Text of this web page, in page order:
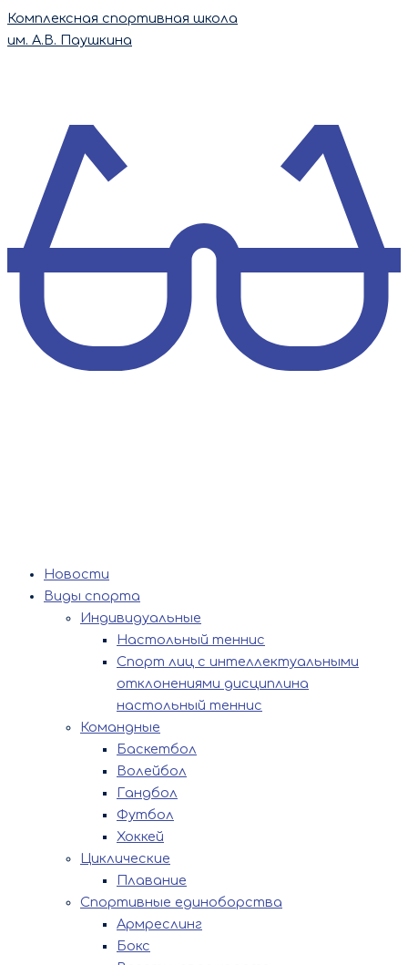
Перейти
Комплексная спортивная школа
им. А.В. Паушкина
Новости
Виды спорта
Индивидуальные
Настольный теннис
Спорт лиц с интеллектуальными
отклонениями дисциплина
настольный теннис
Командные
Баскетбол
Волейбол
Гандбол
Футбол
Хоккей
Циклические
Плавание
Спортивные единоборства
Армреслинг
Бокс